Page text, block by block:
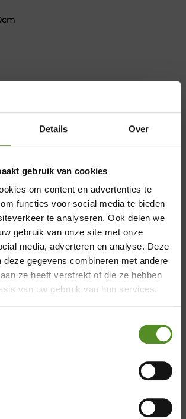
Details Over
gebruik van cookies
om content en advertenties te
functies voor social media te bieden
te analyseren. Ook delen we
gebruik van onze site met onze
media, adverteren en analyse. Deze
deze gegevens combineren met andere
ze heeft verstrekt of die ze hebben
van uw gebruik van hun services.
kern
kern product
kernen
12:00 – 17:00